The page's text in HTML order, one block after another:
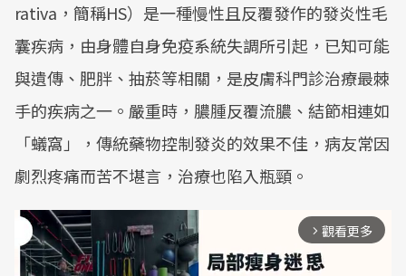
rativa，簡稱HS）是一種慢性且反覆發作的發炎性毛
囊疾病，由身體自身免疫系統失調所引起，已知可能
與遺傳、肥胖、抽菸等相關，是皮膚科門診治療最棘
手的疾病之一。嚴重時，膿腫反覆流膿、結節相連如
「蟻窩」，傳統藥物控制發炎的效果不佳，病友常因
劇烈疼痛而苦不堪言，治療也陷入瓶頸。
arrow_forward_ios 觀看更多